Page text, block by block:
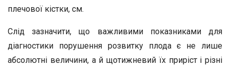
плечової кістки, см.
Слід зазначити, що важливими показниками для
діагностики порушення розвитку плода є не лише
абсолютні величини, а й щотижневий їх приріст і різні